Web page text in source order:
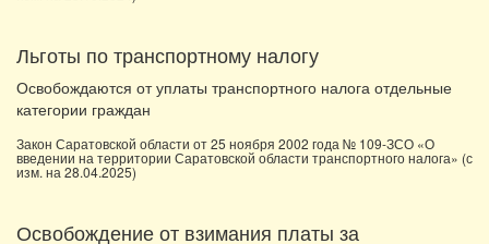
Льготы по транспортному налогу
Освобождаются от уплаты транспортного налога отдельные
категории граждан
Закон Саратовской области от 25 ноября 2002 года № 109-ЗСО «О
введении на территории Саратовской области транспортного налога» (с
изм. на 28.04.2025)
Освобождение от взимания платы за